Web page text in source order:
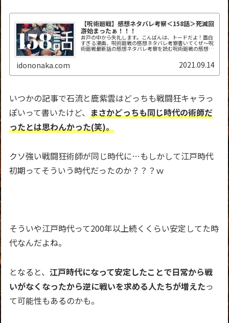
【呪術廻戦】感想ネタバレ考察＜158話＞死滅回
游始まったぁ！！！
井戸の中から失礼します。こんばんは、トードだよ！面白
すぎる漫画、呪術廻戦の感想ネタバレ考察書いてくぜ～呪
術廻戦最新話の感想ネタバレ考察を読む呪術廻戦の感想ネ
タバレ考察＜ジャンプ158話＞9月13日発売 週刊少年ジ
idononaka.com 2021.09.14
いつかの記事で石流と鹿紫雲はどっちも戦闘狂キャラっ
ぽいって書いたけど、まさかどっちも同じ時代の術師だ
ったとは思わんかった(笑)。
クソ強い戦闘狂術師が同じ時代に…もしかして江戸時代
初期ってそういう時代だったのか？？？ｗ
そういや江戸時代って200年以上続くくらい安定してた時
代なんだよね。
となると、江戸時代になって安定したことで日常から戦
いがなくなったから逆に戦いを求める人たちが増えたっ
て可能性もあるのかも。